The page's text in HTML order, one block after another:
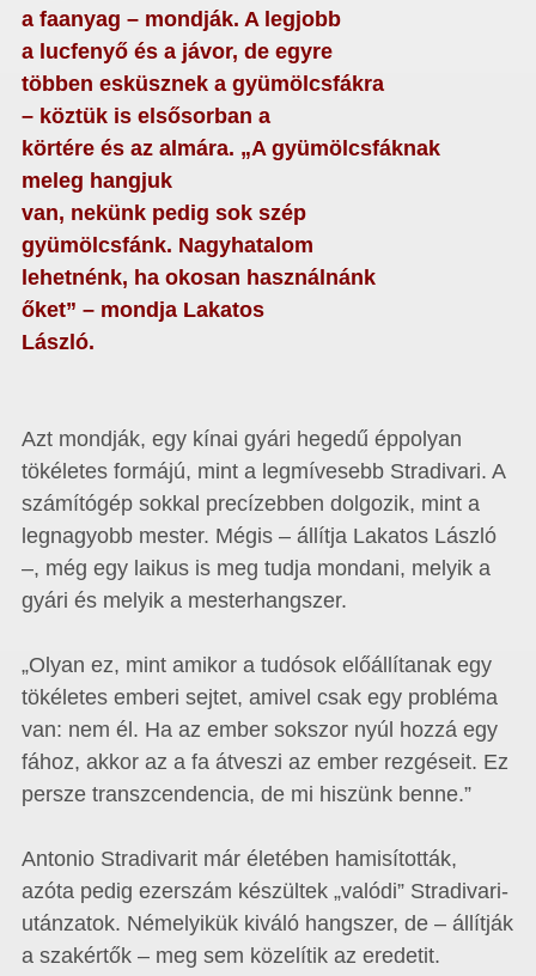
a faanyag – mondják. A legjobb
a lucfenyő és a jávor, de egyre
többen esküsznek a gyümölcsfákra
– köztük is elsősorban a
körtére és az almára. „A gyümölcsfáknak
meleg hangjuk
van, nekünk pedig sok szép
gyümölcsfánk. Nagyhatalom
lehetnénk, ha okosan használnánk
őket” – mondja Lakatos
László.
Azt mondják, egy kínai gyári hegedű éppolyan
tökéletes formájú, mint a legmívesebb Stradivari. A
számítógép sokkal precízebben dolgozik, mint a
legnagyobb mester. Mégis – állítja Lakatos László
–, még egy laikus is meg tudja mondani, melyik a
gyári és melyik a mesterhangszer.
„Olyan ez, mint amikor a tudósok előállítanak egy
tökéletes emberi sejtet, amivel csak egy probléma
van: nem él. Ha az ember sokszor nyúl hozzá egy
fához, akkor az a fa átveszi az ember rezgéseit. Ez
persze transzcendencia, de mi hiszünk benne.”
Antonio Stradivarit már életében hamisították,
azóta pedig ezerszám készültek „valódi” Stradivari-
utánzatok. Némelyikük kiváló hangszer, de – állítják
a szakértők – meg sem közelítik az eredetit.